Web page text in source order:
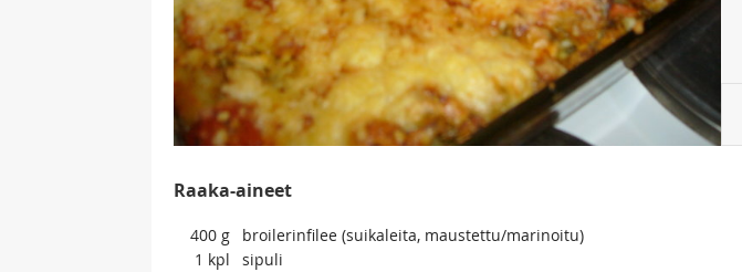
Raaka-aineet
400 g
broilerinfilee (suikaleita, maustettu/marinoitu)
1 kpl
sipuli